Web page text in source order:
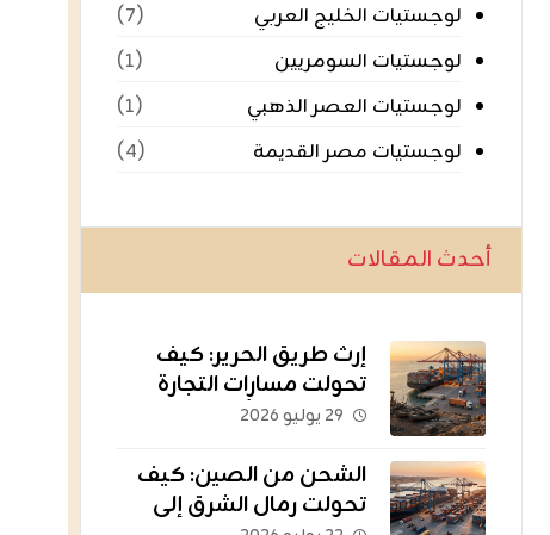
لوجستيات الخليج العربي
(٧)
لوجستيات السومريين
(١)
لوجستيات العصر الذهبي
(١)
لوجستيات مصر القديمة
(٤)
أحدث المقالات
إرث طريق الحرير: كيف
تحولت مسارات التجارة
القديمة إلى أسطول
٢٩ يوليو ٢٠٢٦
الشحن من الصين: كيف
تحولت رمال الشرق إلى